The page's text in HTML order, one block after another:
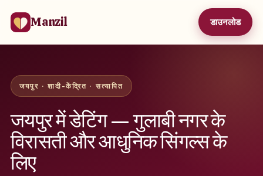
Manzil डाउनलोड
जयपुर · शादी-केंद्रित · सत्यापित
जयपुर में डेटिंग — गुलाबी नगर के
विरासती और आधुनिक सिंगल्स के
लिए